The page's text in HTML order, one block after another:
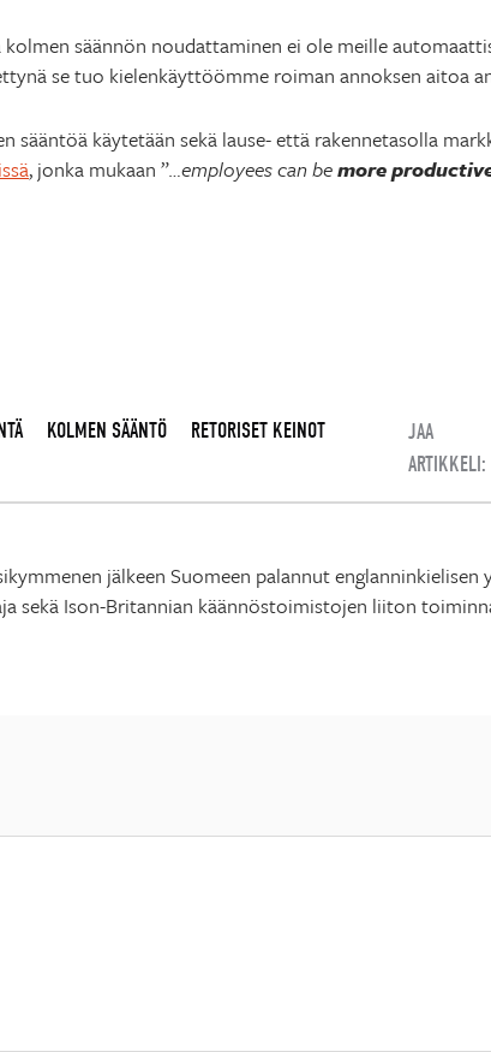
säännön noudattaminen ei ole meille
se tuo kielenkäyttöömme roiman annoksen aitoa
sääntöä käytetään sekä lause- että rakennetasolla
, jonka mukaan ”…employees can bemore
KOLMEN SÄÄNTÖ
RETORISET KEINOT
JAA
ARTIKKELI:
jälkeen Suomeen palannut englanninkielisen
sekä Ison-Britannian käännöstoimistojen liiton